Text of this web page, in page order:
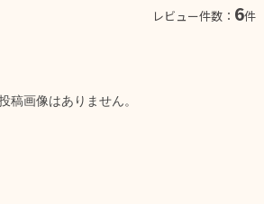
レビュー件数： 6件
稿画像はありません。